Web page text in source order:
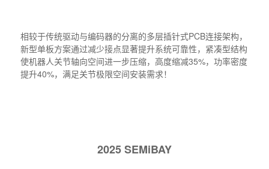
相较于传统驱动与编码器的分离的多层插针式PCB连接架构，
新型单板方案通过减少接点显著提升系统可靠性，紧凑型结构
使机器人关节轴向空间进一步压缩，高度缩减35%，功率密度
提升40%，满足关节极限空间安装需求！
2025 SEMiBAY